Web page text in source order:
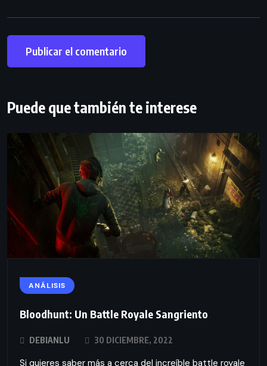
Puede que también te interese
ANÁLISIS
Bloodhunt: Un Battle Royale Sangriento
DEBIANLU 30 DICIEMBRE, 2022
Si quieres saber más a cerca del increíble battle royale